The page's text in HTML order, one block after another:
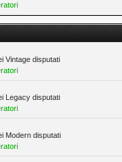
Vintage disputati
Legacy disputati
Modern disputati